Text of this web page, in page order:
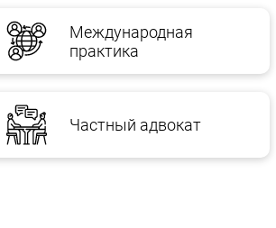
Международная
практика
Частный адвокат